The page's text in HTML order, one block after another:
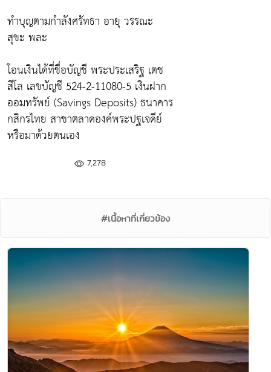
ทำบุญตามกำลังศรัทธา อายุ วรรณะ
สุขะ พละ
โอนเงินได้ที่ชื่อบัญชี พระประเสริฐ เตช
สีโล เลขบัญชี 524-2-11080-5 เงินฝาก
ออมทรัพย์ (Savings Deposits) ธนาคาร
กสิกรไทย สาขาตลาดองค์พระปฐเจดีย์
หรือมาด้วยตนเอง
7,278
#เนื้อหาที่เกี่ยวข้อง